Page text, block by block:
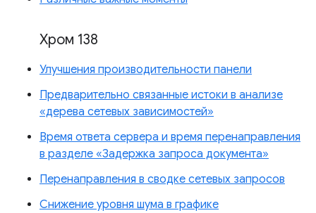
Хром 138
Улучшения производительности панели
Предварительно связанные истоки в анализе
«дерева сетевых зависимостей»
Время ответа сервера и время перенаправления
в разделе «Задержка запроса документа»
Перенаправления в сводке сетевых запросов
Снижение уровня шума в графике